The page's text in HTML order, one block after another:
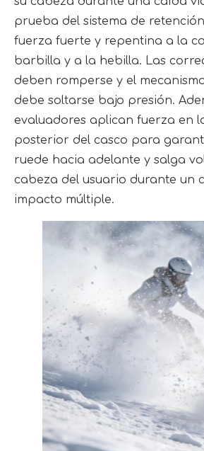
prueba del sistema de
fuerza fuerte y repentina a la
barbilla y a la hebilla. Las
deben romperse y el
debe soltarse bajo presión.
evaluadores aplican fuerza en
posterior del casco para
ruede hacia adelante y salga
cabeza del usuario durante un
impacto múltiple.